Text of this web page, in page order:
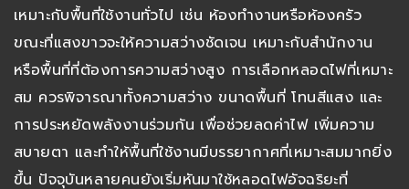
เหมาะกับพื้นที่ใช้งานทั่วไป เช่น ห้องทำงานหรือห้องครัว
ขณะที่แสงขาวจะให้ความสว่างชัดเจน เหมาะกับสำนักงาน
หรือพื้นที่ที่ต้องการความสว่างสูง การเลือกหลอดไฟที่เหมาะ
สม ควรพิจารณาทั้งความสว่าง ขนาดพื้นที่ โทนสีแสง และ
การประหยัดพลังงานร่วมกัน เพื่อช่วยลดค่าไฟ เพิ่มความ
สบายตา และทำให้พื้นที่ใช้งานมีบรรยากาศที่เหมาะสมมากยิ่ง
ขึ้น ปัจจุบันหลายคนยังเริ่มหันมาใช้หลอดไฟอัจฉริยะที่